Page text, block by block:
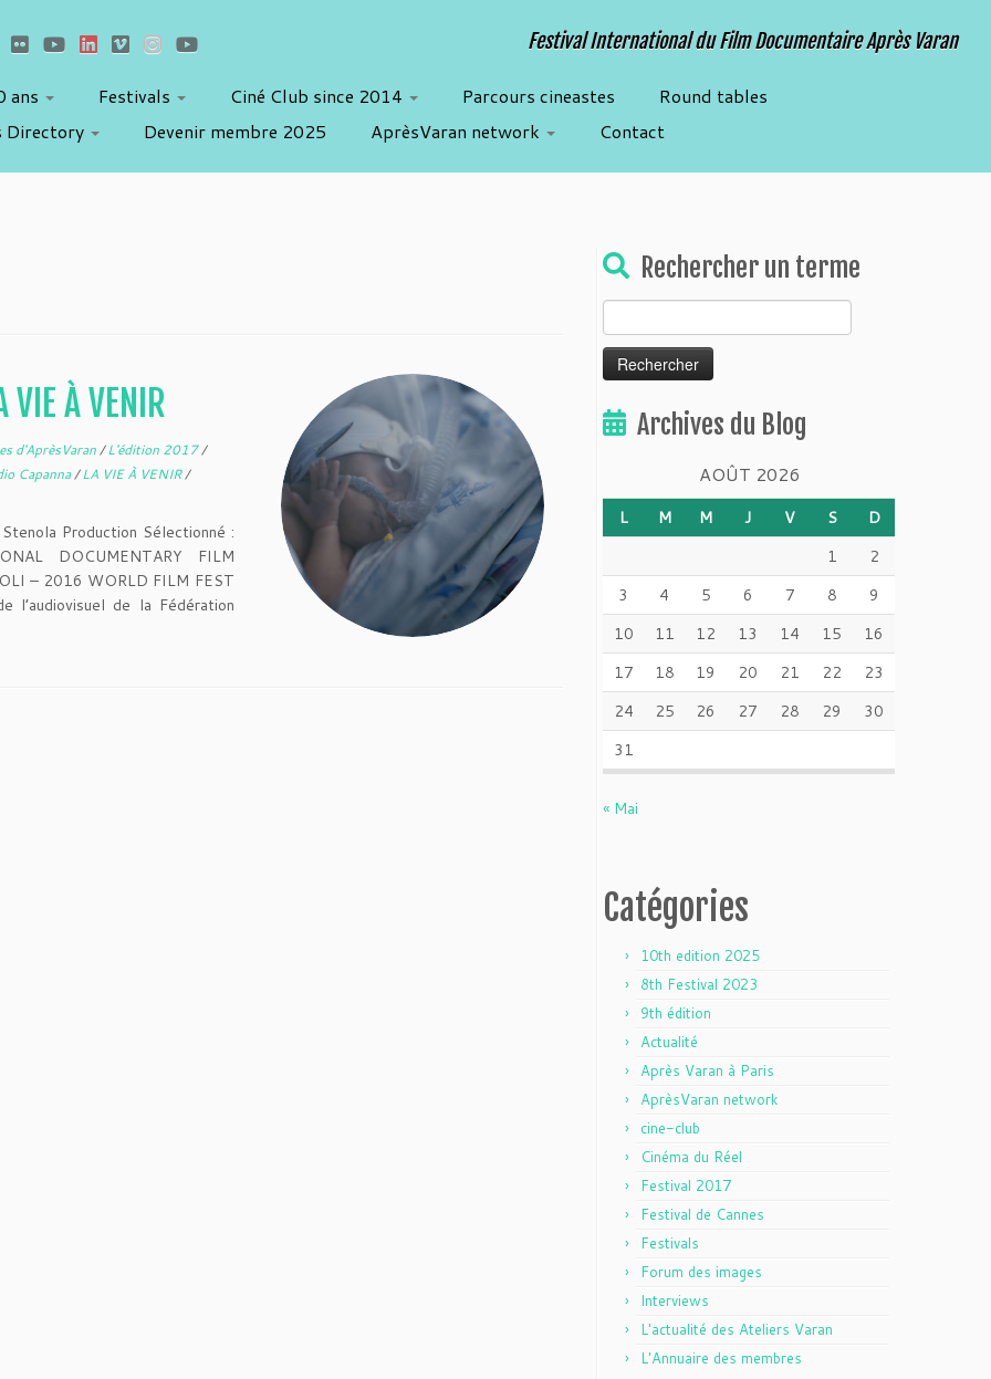
Festival International du Film Documentaire Après Varan
ans Festivals Ciné Club since 2014 Parcours cineastes
Round tables
Directory
Devenir membre 2025 AprèsVaran network Contact
À VENIR
d'AprèsVaran/L'édition 2017/
Capanna/LA VIE À VENIR/
Production Sélectionné :
DOCUMENTARY FILM
– 2016 WORLD FILM FEST
de la Fédération
Rechercher un terme
Archives du Blog
AOÛT 2026
L M M J V S
D
1
2
3
4 5 6 7 8
9
10
11 12 13 14 15
16
17
18 19 20 21 22
23
24
25 26 27 28 29
30
31
« Mai
Catégories
10th edition 2025
8th Festival 2023
9th édition
Actualité
Après Varan à Paris
AprèsVaran network
cine-club
Cinéma du Réel
Festival 2017
Festival de Cannes
Festivals
Forum des images
Interviews
L'actualité des Ateliers Varan
L'Annuaire des membres